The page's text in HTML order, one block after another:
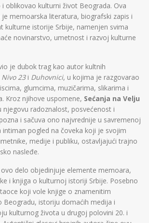
oblikovao kulturni život Beograda. Ova
memoarska literatura, biografski zapis i
kulturne istorije Srbije, namenjen svima
novinarstvo, umetnost i razvoj kulturne
je dubok trag kao autor kultnih
Nivo 23i Duhovnici, u kojima je razgovarao
glumcima, muzičarima, slikarima i
Kroz njihove uspomene, Sećanja na Velju
njegovu radoznalost, posvećenost i
i sačuva ono najvrednije u savremenoj
intiman pogled na čoveka koji je svojim
medije i publiku, ostavljajući trajno
nasleđe.
delo objedinjuje elemente memoara,
i knjiga o kulturnoj istoriji Srbije. Posebno
koji vole knjige o znamenitim
Beogradu, istoriju domaćih medija i
kulturnog života u drugoj polovini 20. i